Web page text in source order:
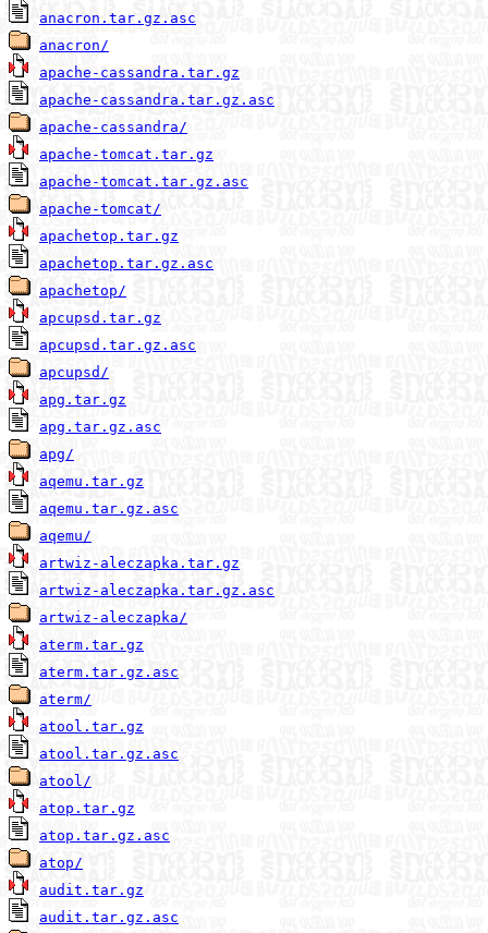
anacron.tar.gz.asc
anacron/
apache-cassandra.tar.gz
apache-cassandra.tar.gz.asc
apache-cassandra/
apache-tomcat.tar.gz
apache-tomcat.tar.gz.asc
apache-tomcat/
apachetop.tar.gz
apachetop.tar.gz.asc
apachetop/
apcupsd.tar.gz
apcupsd.tar.gz.asc
apcupsd/
apg.tar.gz
apg.tar.gz.asc
apg/
aqemu.tar.gz
aqemu.tar.gz.asc
aqemu/
artwiz-aleczapka.tar.gz
artwiz-aleczapka.tar.gz.asc
artwiz-aleczapka/
aterm.tar.gz
aterm.tar.gz.asc
aterm/
atool.tar.gz
atool.tar.gz.asc
atool/
atop.tar.gz
atop.tar.gz.asc
atop/
audit.tar.gz
audit.tar.gz.asc